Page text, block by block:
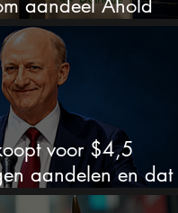
aandeel Ahold
inblazen?
voor $4,5
aandelen en dat
de waardering